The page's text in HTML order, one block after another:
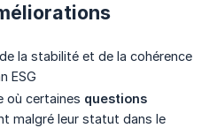
la stabilité et de la cohérence
ESG
où certaines questions
malgré leur statut dans le